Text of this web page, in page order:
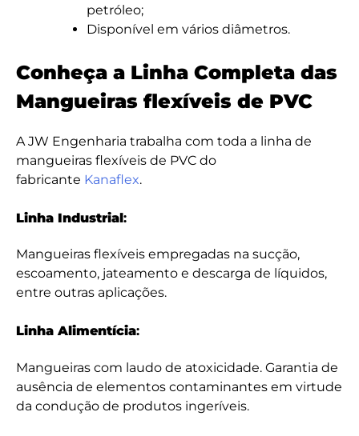
petróleo;
Disponível em vários diâmetros.
Conheça a Linha Completa das
Mangueiras flexíveis de PVC
A JW Engenharia trabalha com toda a linha de
mangueiras flexíveis de PVC do
fabricante Kanaflex.
Linha Industrial:
Mangueiras flexíveis empregadas na sucção,
escoamento, jateamento e descarga de líquidos,
entre outras aplicações.
Linha Alimentícia:
Mangueiras com laudo de atoxicidade. Garantia de
ausência de elementos contaminantes em virtude
da condução de produtos ingeríveis.